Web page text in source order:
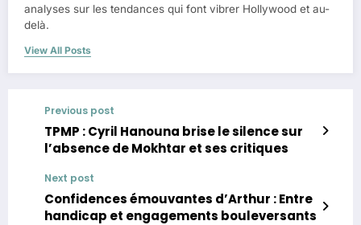
analyses sur les tendances qui font vibrer Hollywood et au-
delà.
View All Posts
Previous post
TPMP : Cyril Hanouna brise le silence sur
l’absence de Mokhtar et ses critiques
Next post
Confidences émouvantes d’Arthur : Entre
handicap et engagements bouleversants